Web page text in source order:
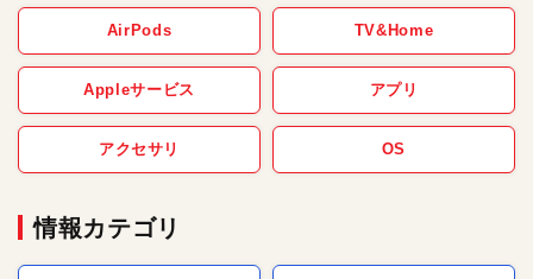
AirPods TV&Home
Appleサービス アプリ
アクセサリ OS
情報カテゴリ